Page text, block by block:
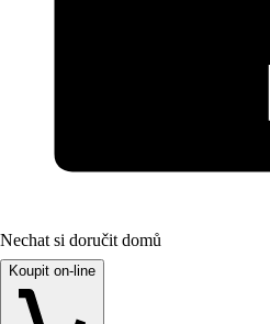
Nechat si doručit domů
Koupit on-line